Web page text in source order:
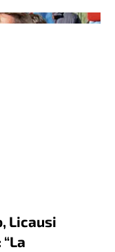
Licausi